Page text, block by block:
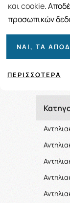
και cookie.
προσωπικών
ΝΑΙ, ΤΑ
ΠΕΡΙΣΣΌΤΕΡΑ